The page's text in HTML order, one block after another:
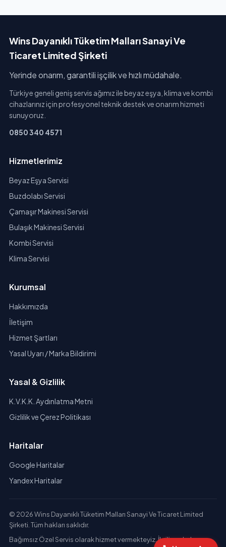
Wins Dayanıklı Tüketim Malları Sanayi Ve
Ticaret Limited Şirketi
Yerinde onarım, garantili işçilik ve hızlı müdahale.
Türkiye geneli geniş servis ağımız ile beyaz eşya, klima ve kombi
cihazlarınız için profesyonel teknik destek ve onarım hizmeti
sunuyoruz.
0850 340 4571
Hizmetlerimiz
Beyaz Eşya Servisi
Buzdolabı Servisi
Çamaşır Makinesi Servisi
Bulaşık Makinesi Servisi
Kombi Servisi
Klima Servisi
Kurumsal
Hakkımızda
İletişim
Hizmet Şartları
Yasal Uyarı / Marka Bildirimi
Yasal & Gizlilik
K.V.K.K. Aydınlatma Metni
Gizlilik ve Çerez Politikası
Haritalar
Google Haritalar
Yandex Haritalar
© 2026 Wins Dayanıklı Tüketim Malları Sanayi Ve Ticaret Limited
Şirketi. Tüm hakları saklıdır.
Bağımsız Özel Servis olarak hizmet vermekteyiz. İlgili markaların